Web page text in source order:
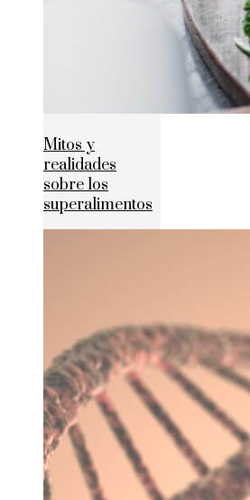
Mitos y
realidades
sobre los
superalimentos